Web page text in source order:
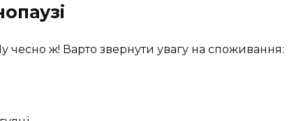
чесно ж! Варто звернути увагу на споживання: